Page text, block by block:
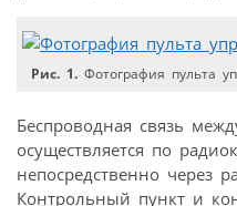
Рис. 1. Фотография пульта
Беспроводная связь
осуществляется по
непосредственно через
Контрольный пункт и